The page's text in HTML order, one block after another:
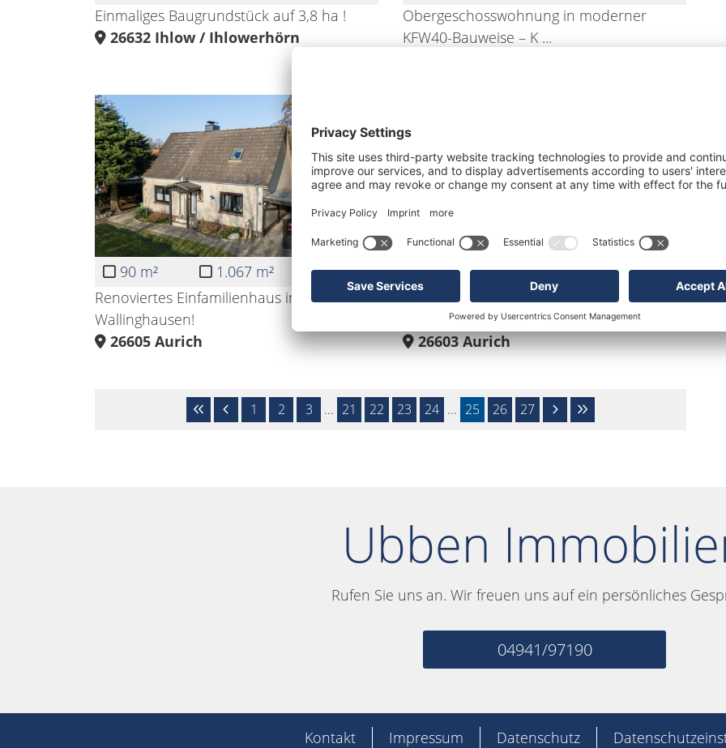
Einmaliges Baugrundstück auf 3,8 ha !
26632 Ihlow / Ihlowerhörn
Obergeschosswohnung in moderner
KFW40-Bauweise – K ...
199.000 €
90 m² 1.067 m²
3
Renoviertes Einfamilienhaus in
Wallinghausen!
26605 Aurich
399.000 €
130 m² 260 m²
3
Haus B: Moderne Neubau-
Doppelhaushälfte in Aurich!
26603Aurich
1 2 3 ... 21 22 23 24 ... 25 26 27
Ubben
Rufen Sie uns an. Wir freuen uns auf ein persönliches
04941/97190
Kontakt Impressum Datenschutz